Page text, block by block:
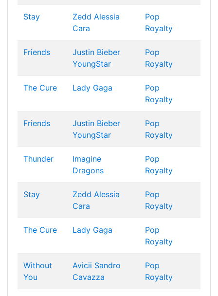
Stay Zedd Alessia
Cara
Pop
Royalty
Friends
Justin Bieber
YoungStar
Pop
Royalty
The Cure Lady Gaga
Pop
Royalty
Friends
Justin Bieber
YoungStar
Pop
Royalty
Thunder
Imagine
Dragons
Pop
Royalty
Stay Zedd Alessia
Cara
Pop
Royalty
The Cure Lady Gaga
Pop
Royalty
Without
You
Avicii Sandro
Cavazza
Pop
Royalty